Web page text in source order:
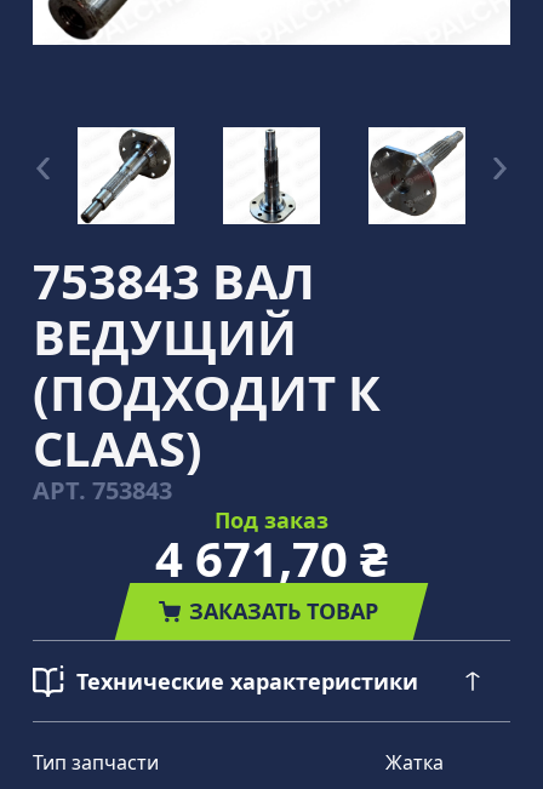
753843 ВАЛ
ВЕДУЩИЙ
(ПОДХОДИТ К
CLAAS)
АРТ. 753843
Под заказ
4 671,70 ₴
ЗАКАЗАТЬ ТОВАР
Технические характеристики
Тип запчасти Жатка